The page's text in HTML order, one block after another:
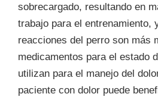
sobrecargado, resultando en
trabajo para el entrenamiento,
reacciones del perro son más
medicamentos para el estado
utilizan para el manejo del
paciente con dolor puede